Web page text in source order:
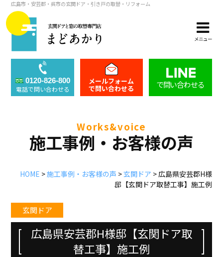
広島市・安芸郡・呉市の玄関ドア・引き戸の取替・リフォーム
メニュー
0120-826-800
電話で問い合わせる
メールフォーム
で問い合わせる で問い合わせる
works&voice
施工事例・お客様の声
HOME >施工事例・お客様の声 >玄関ドア > 広島県安芸郡H様
邸【玄関ドア取替工事】施工例
玄関ドア
広島県安芸郡H様邸【玄関ドア取
替工事】施工例